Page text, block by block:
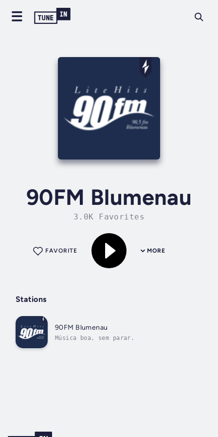
90FM Blumenau
3.0K Favorites
MORE
FAVORITE
Stations
90FM Blumenau
Música boa, sem parar.